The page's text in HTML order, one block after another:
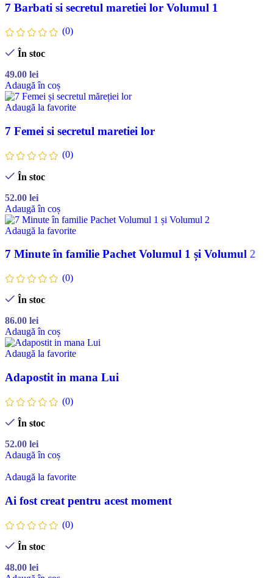
7 Barbati si secretul maretiei lor Volumul 1
(0)
În stoc
49.00 lei
Adaugă în coș
Adaugă la favorite
7 Femei si secretul maretiei lor
(0)
În stoc
52.00 lei
Adaugă în coș
Adaugă la favorite
7 Minute în familie Pachet Volumul 1 și Volumul 2
(0)
În stoc
86.00 lei
Adaugă în coș
Adaugă la favorite
Adapostit in mana Lui
(0)
În stoc
52.00 lei
Adaugă în coș
Adaugă la favorite
Ai fost creat pentru acest moment
(0)
În stoc
48.00 lei